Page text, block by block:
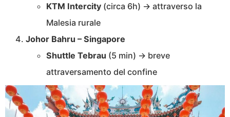
KTM Intercity (circa 6h) → attraverso la
Malesia rurale
Johor Bahru – Singapore
Shuttle Tebrau (5 min) → breve
attraversamento del confine